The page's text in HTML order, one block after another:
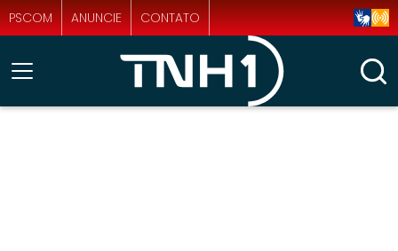
PSCOM ANUNCIE CONTATO